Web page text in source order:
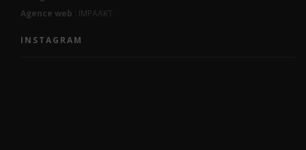
Agence web : IMPAAKT
INSTAGRAM